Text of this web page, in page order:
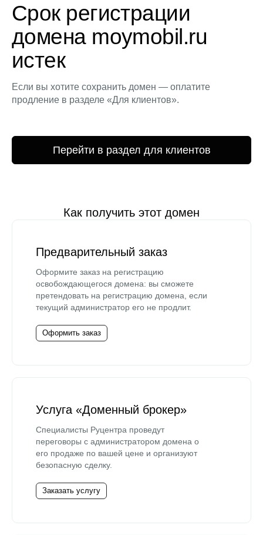
Срок регистрации
домена moymobil.ru
истек
Если вы хотите сохранить домен — оплатите
продление в разделе «Для клиентов».
Перейти в раздел для клиентов
Как получить этот домен
Предварительный заказ
Оформите заказ на регистрацию
освобождающегося домена: вы сможете
претендовать на регистрацию домена, если
текущий администратор его не продлит.
Оформить заказ
Услуга «Доменный брокер»
Специалисты Руцентра проведут
переговоры с администратором домена о
его продаже по вашей цене и организуют
безопасную сделку.
Заказать услугу